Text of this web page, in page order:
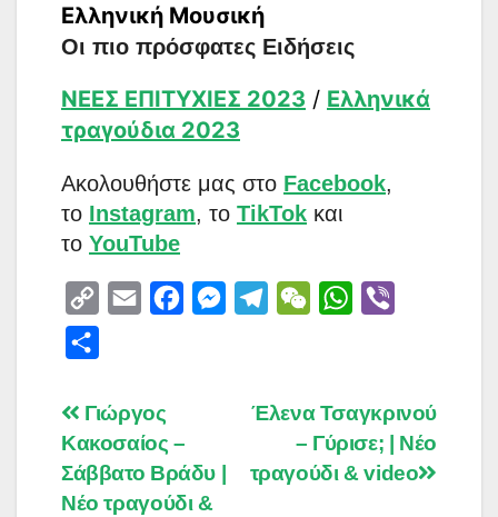
Ελληνική Μουσική
Οι πιο πρόσφατες Ειδήσεις
ΝΕΕΣ ΕΠΙΤΥΧΙΕΣ 2023 / Ελληνικά
τραγούδια 2023
Aκολουθήστε μας στο Facebook,
το Instagram, το TikTok και
το YouTube
i
n
l
o
o
M
W
a
t
W
A
a
r
e
Post
navigation
Έλενα Τσαγκρινού
– Γύρισε; | Νέο
τραγούδι & video
Γιώργος
Κακοσαίος –
Σάββατο Βράδυ |
Νέο τραγούδι &